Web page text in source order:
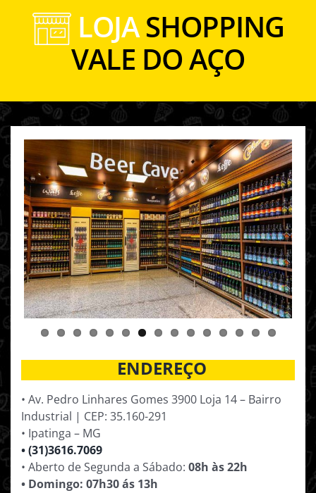
LOJA SHOPPING
VALE DO AÇO
ENDEREÇO
• Av. Pedro Linhares Gomes 3900 Loja 14 – Bairro
Industrial | CEP: 35.160-291
• Ipatinga – MG
• (31)3616.7069
• Aberto de Segunda a Sábado: 08h às 22h
• Domingo: 07h30 ás 13h